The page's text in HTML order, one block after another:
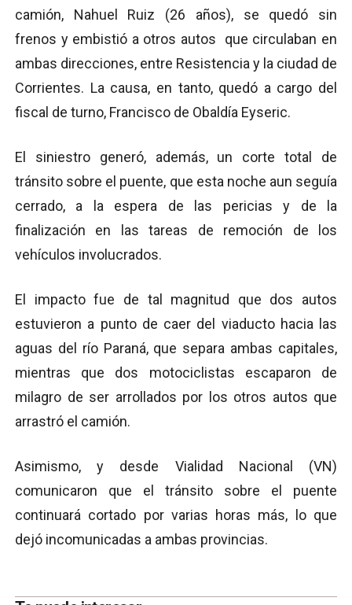
camión, Nahuel Ruiz (26 años), se quedó sin
frenos y embistió a otros autos que circulaban en
ambas direcciones, entre Resistencia y la ciudad de
Corrientes. La causa, en tanto, quedó a cargo del
fiscal de turno, Francisco de Obaldía Eyseric.
El siniestro generó, además, un corte total de
tránsito sobre el puente, que esta noche aun seguía
cerrado, a la espera de las pericias y de la
finalización en las tareas de remoción de los
vehículos involucrados.
El impacto fue de tal magnitud que dos autos
estuvieron a punto de caer del viaducto hacia las
aguas del río Paraná, que separa ambas capitales,
mientras que dos motociclistas escaparon de
milagro de ser arrollados por los otros autos que
arrastró el camión.
Asimismo, y desde Vialidad Nacional (VN)
comunicaron que el tránsito sobre el puente
continuará cortado por varias horas más, lo que
dejó incomunicadas a ambas provincias.